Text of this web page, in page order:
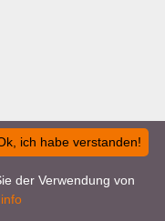
ich habe verstanden!
der Verwendung von